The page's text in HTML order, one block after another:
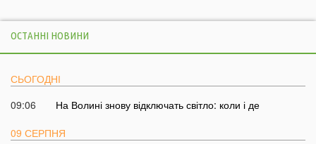
ОСТАННІ НОВИНИ
СЬОГОДНІ
09:06
На Волині знову відключать світло: коли і де
09 СЕРПНЯ